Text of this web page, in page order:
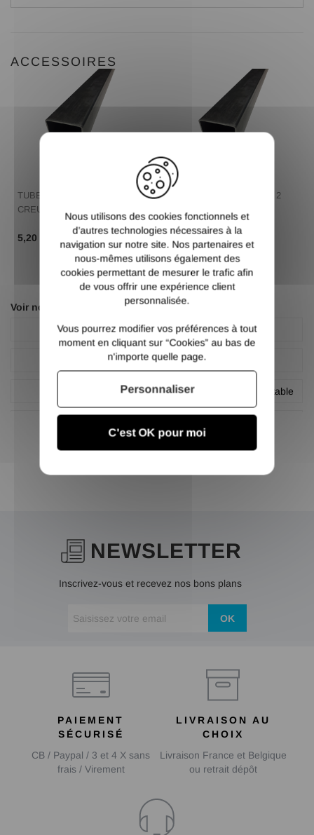
ACCESSOIRES
TUBE CARRE 20 X 20 X 2
CREUX ACIER NOIR
5,20 € 4,33 €HT
TUBE CARRE 30 X 30 X 2
7,80 €TTC 6,50 €
Voir nos autres pages :
Fixation
LeMetal
Platine acier à pied emboitable
Platine emboîtable Platine pré-soudée
Platine à pied emboitable PromoMetal
NEWSLETTER
Inscrivez-vous et recevez nos bons plans
OK
PAIEMENT
SÉCURISÉ
CB / Paypal / 3 et 4 X sans
frais / Virement
LIVRAISON AU
CHOIX
Livraison France et Belgique
ou retrait dépôt
Nous utilisons des cookies fonctionnels et
d’autres technologies nécessaires à la
navigation sur notre site. Nos partenaires et
nous-mêmes utilisons également des
cookies permettant de mesurer le trafic afin
de vous offrir une expérience client
personnalisée.
Vous pourrez modifier vos préférences à tout
moment en cliquant sur “Cookies” au bas de
n'importe quelle page.
C'est OK pour moi
Personnaliser